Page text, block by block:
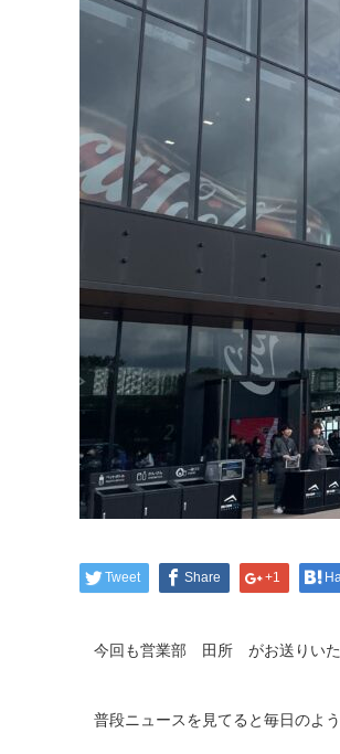
Tweet Share +1
今回も営業部 田所 がお送りい
普段ニュースを見てると毎日のよ